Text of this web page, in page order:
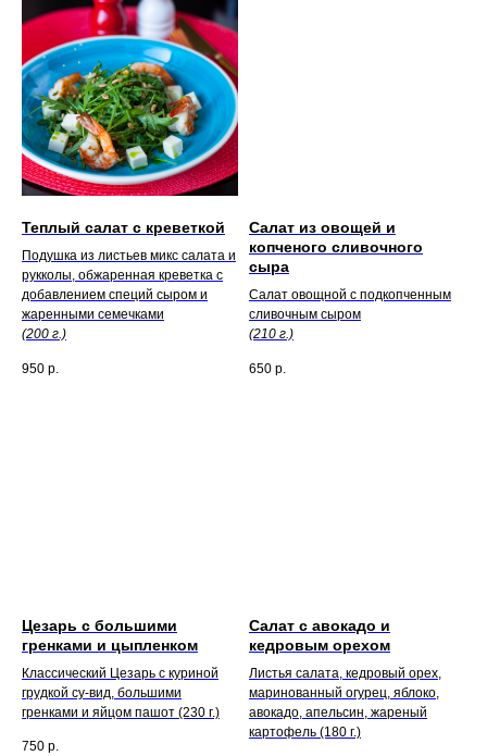
Теплый салат с креветкой
Подушка из листьев микс салата и
рукколы, обжаренная креветка с
добавлением специй сыром и
жаренными семечками
(200 г.)
950 р.
Салат из овощей и
копченого сливочного
сыра
Салат овощной с подкопченным
сливочным сыром
(210 г.)
650 р.
Цезарь с большими
гренками и цыпленком
Классический Цезарь с куриной
грудкой су-вид, большими
гренками и яйцом пашот (230 г.)
750 р.
Салат с авокадо и
кедровым орехом
Листья салата, кедровый орех,
маринованный огурец, яблоко,
авокадо, апельсин, жареный
картофель (180 г.)